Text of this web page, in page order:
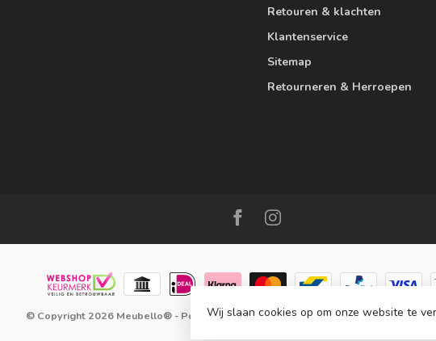
Retouren & klachten
Klantenservice
Sitemap
Retourneren & Herroepen
© Copyright 2026 Meubello® - Powered byLightspeed -Lightspeed designby
Wij slaan cookies op om onze website te